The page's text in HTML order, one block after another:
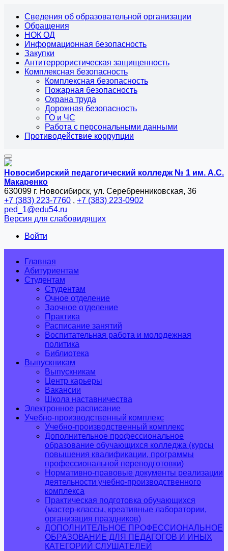
Сведения об образовательной организации
Обращения
НОК ОД
Информационная безопасность
Закупки
Антитеррористическая защищенность
Комплексная безопасность
Комплексная безопасность
Пожарная безопасность
Охрана труда
Дорожная безопасность
ГО и ЧС
Работа с персональными данными
Противодействие коррупции
Новосибирский педагогический колледж № 1 им. А.С.
Макаренко
630099 г. Новосибирск, ул. Серебренниковская, 36
+7 (383) 223-7760 , +7 (383) 223-0902
ped_1@edu54.ru
Версия для слабовидящих
Войти
Главная
Абитуриентам
Студентам
Студентам
Очное отделение
Заочное отделение
Практика
Расписание занятий
Воспитательная работа и молодежная
политика
Библиотека
Выпускникам
Выпускникам
Центр карьеры
Вакансии
Школа наставничества
Электронное расписание
Учебно-производственный комплекс
Учебно-производственный комплекс
Дополнительное профессиональное
образование обучающихся колледжа (курсы
повышения квалификации, программы
профессиональной переподготовки)
Нормативно-правовые документы реализации
деятельности учебно-производственного
комплекса
Практическая подготовка обучающихся
(мастер-классы, креативные лаборатории,
организация праздников)
ДОПОЛНИТЕЛЬНОЕ ПРОФЕССИОНАЛЬНОЕ
ОБРАЗОВАНИЕ ДЛЯ ПЕДАГОГОВ И ИНЫХ
КАТЕГОРИЙ СЛУШАТЕЛЕЙ